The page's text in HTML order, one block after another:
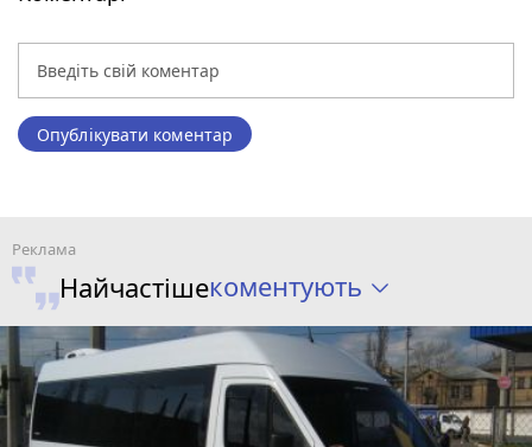
Опублікувати коментар
Найчастішекоментують